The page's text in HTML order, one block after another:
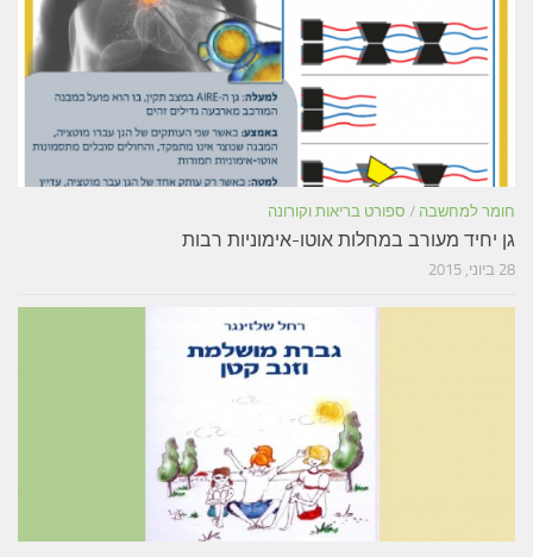
חומר למחשבה / ספורט בריאות וקורונה
גן יחיד מעורב במחלות אוטו-אימוניות רבות
28 ביוני, 2015